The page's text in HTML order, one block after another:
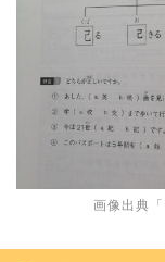
画像出典「